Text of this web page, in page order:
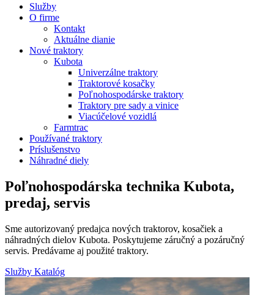
Služby
O firme
Kontakt
Aktuálne dianie
Nové traktory
Kubota
Univerzálne traktory
Traktorové kosačky
Poľnohospodárske traktory
Traktory pre sady a vinice
Viacúčelové vozidlá
Farmtrac
Používané traktory
Príslušenstvo
Náhradné diely
Poľnohospodárska technika Kubota,
predaj, servis
Sme autorizovaný predajca nových traktorov, kosačiek a
náhradných dielov Kubota. Poskytujeme záručný a pozáručný
servis. Predávame aj použité traktory.
Služby Katalóg